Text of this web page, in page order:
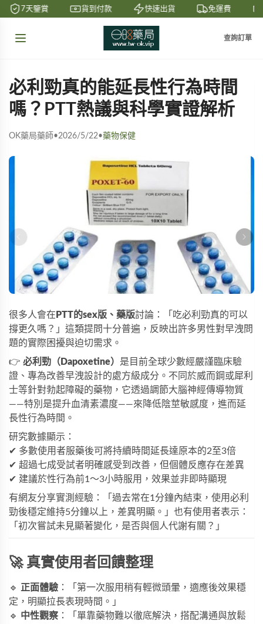
7天鑒賞 貨到付款 快速出貨 免運費
查詢訂單
必利勁真的能延長性行為時間
嗎？PTT熱議與科學實證解析
OK藥局藥師•2026/5/22•藥物保健
很多人會在 PTT的sex版、藥版討論：「吃必利勁真的可以
撐更久嗎？」這類提問十分普遍，反映出許多男性對早洩問
題的實際困擾與迫切需求。
👉 必利勁（Dapoxetine） 是目前全球少數經嚴謹臨床驗
證、專為改善早洩設計的處方級成分。不同於威而鋼或犀利
士等針對勃起障礙的藥物，它透過調節大腦神經傳導物質
——特別是提升血清素濃度——來降低陰莖敏感度，進而延
長性行為時間。
研究數據顯示：
✔ 多數使用者服藥後可將持續時間延長達原本的2至3倍
✔ 超過七成受試者明確感受到改善，但個體反應存在差異
✔ 建議於性行為前1～3小時服用，效果並非即時顯現
有網友分享實測經驗：「過去常在1分鐘內結束，使用必利
勁後穩定維持5分鐘以上，差異明顯。」也有使用者表示：
「初次嘗試未見顯著變化，是否與個人代謝有關？」
🚀 真實使用者回饋整理
🔹 正面體驗 ：「第一次服用稍有輕微頭暈，適應後效果穩
定，明顯拉長表現時間。」
🔹 中性觀察 ：「單靠藥物難以徹底解決，搭配溝通與放鬆